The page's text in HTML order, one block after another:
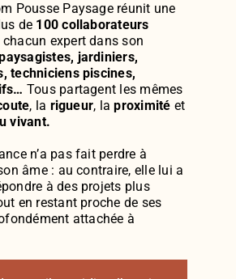
Pousse Paysage réunit une
de 100 collaborateurs
expert dans son
jardiniers,
techniciens piscines,
Tous partagent les mêmes
, la rigueur, laproximité et
vivant.
n’a pas fait perdre à
âme : au contraire, elle lui a
à des projets plus
en restant proche de ses
attachée à